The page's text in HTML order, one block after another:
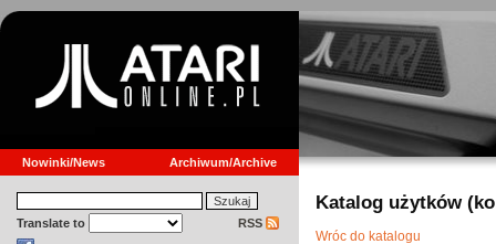
Nowinki/News Archiwum/Archive
Translate to RSS
Katalog użytków
Wróc do katalogu